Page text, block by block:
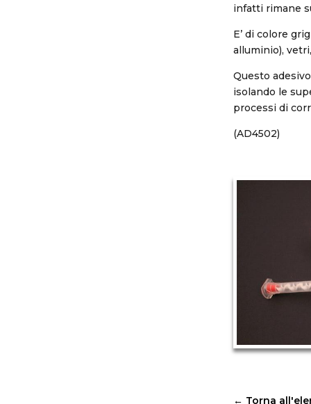
infatti rimane
E’ di colore
alluminio),
Questo
isolando le
processi di
(AD4502)
← Torna